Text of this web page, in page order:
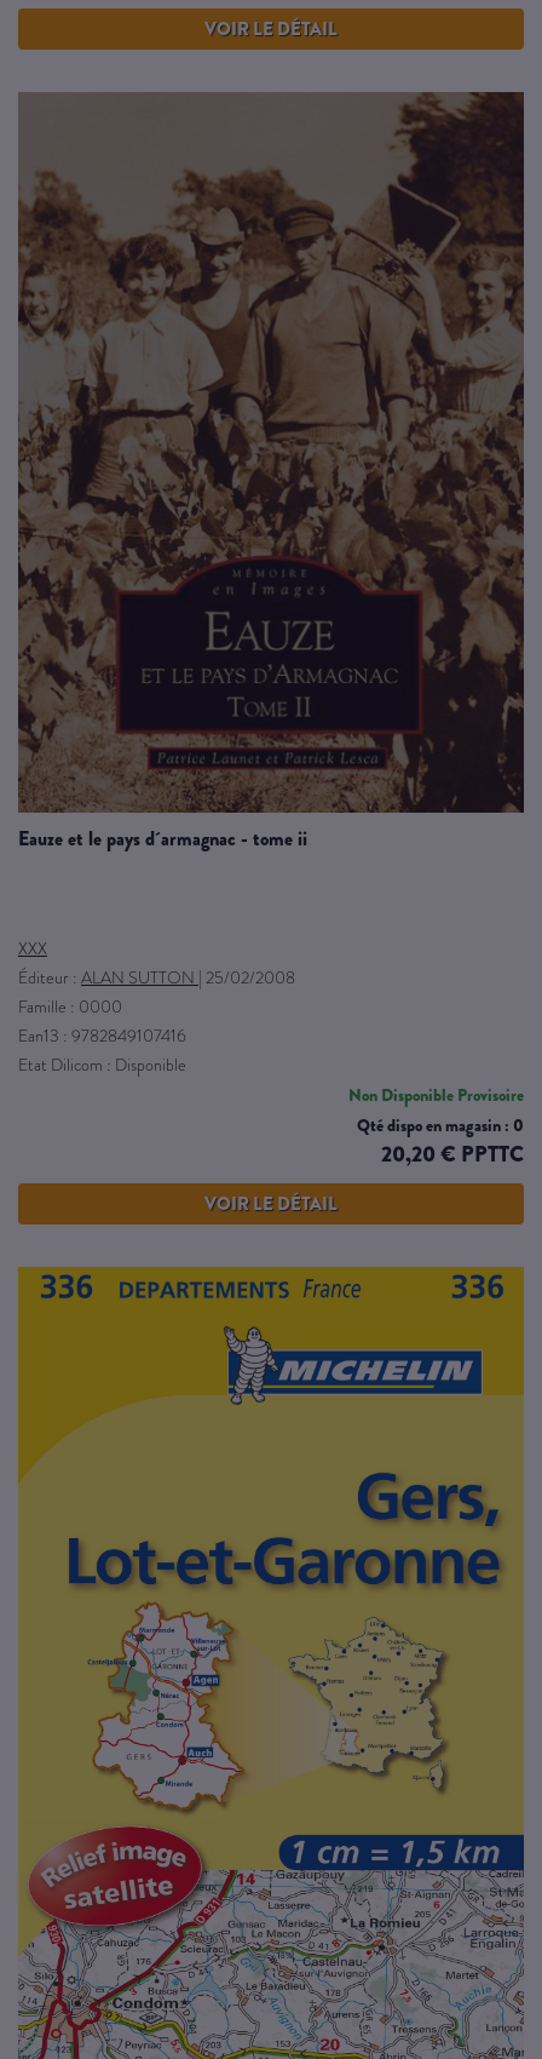
VOIR LE DÉTAIL
eauze et le pays d´armagnac - tome ii
XXX
Éditeur : ALAN SUTTON 25/02/2008
Famille : 0000
Ean13 : 9782849107416
Etat Dilicom : Disponible
Non Disponible Provisoire
Qté dispo en magasin : 0
20,20 € PPTTC
VOIR LE DÉTAIL